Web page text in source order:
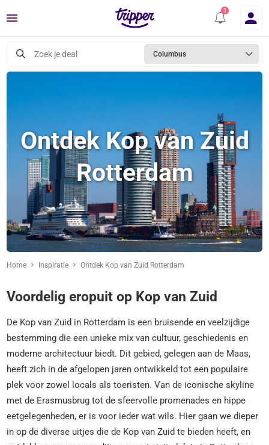
Menu
Zoek je deal Columbus
Ontdek Kop van Zuid
Rotterdam
Home Inspiratie Ontdek Kop van Zuid Rotterdam
Voordelig eropuit op Kop van Zuid
De Kop van Zuid in Rotterdam is een bruisende en veelzijdige
bestemming die een unieke mix van cultuur, geschiedenis en
moderne architectuur biedt. Dit gebied, gelegen aan de Maas,
heeft zich in de afgelopen jaren ontwikkeld tot een populaire
plek voor zowel locals als toeristen. Van de iconische skyline
met de Erasmusbrug tot de sfeervolle promenades en hippe
eetgelegenheden, er is voor ieder wat wils. Hier gaan we dieper
in op de diverse uitjes die de Kop van Zuid te bieden heeft, en